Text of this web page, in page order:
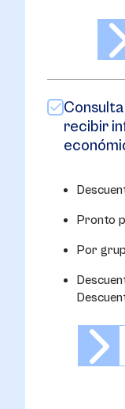
recibir
Pronto
Por